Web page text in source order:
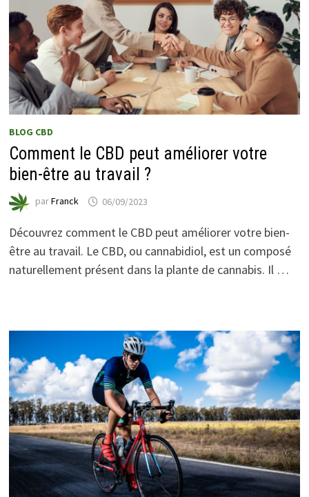
BLOG CBD
Comment le CBD peut améliorer votre
bien-être au travail ?
parFranck 06/09/2023
Découvrez comment le CBD peut améliorer votre bien-
être au travail. Le CBD, ou cannabidiol, est un composé
naturellement présent dans la plante de cannabis. Il …